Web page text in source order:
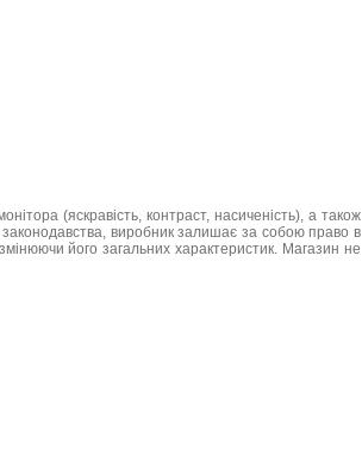
(яскравість, контраст, насиченість), а також
законодавства, виробник залишає за собою право в
його загальних характеристик. Магазин не